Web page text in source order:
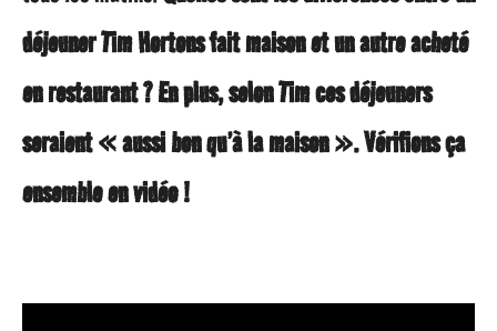
a
g
o
déjeuner Tim Hortons fait maison et un autre acheté
en restaurant ? En plus, selon Tim ces déjeuners
seraient « aussi bon qu’à la maison ». Vérifions ça
ensemble en vidéo !